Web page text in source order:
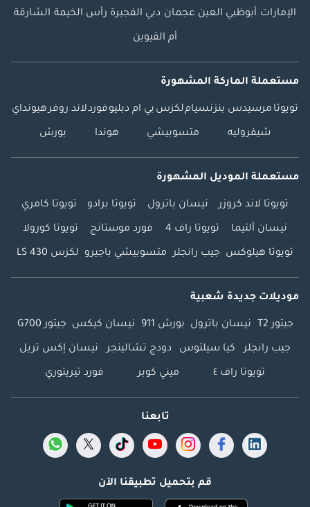
الإمارات أبوظبي العين عجمان دبي الفجيرة رأس الخيمة الشارقة
أم القيوين
مستعملة الماركة المشهورة
تويوتا مرسيدس بنزنسياملكزس بي ام دبليوفوردلاند روفرهيونداي
شيفروليه متسوبيشي هوندا بورش
مستعملة الموديل المشهورة
تويوتا لاند كروزر نيسان باترول تويوتا برادو تويوتا كامري
نيسان ألتيما تويوتا راف 4 فورد موستانج تويوتا كورولا
تويوتا هيلوكس جيب رانجلر متسوبيشي باجيرو لكزس LS 430
موديلات جديدة شعبية
جيتور T2 نيسان باترول بورش 911 نيسان كيكس جيتور G700
جيب رانجلر كيا سيلتوس دودج تشالينجر نيسان إكس تريل
تويوتا راف ٤ ميني كوبر فورد تيريتوري
تابعنا
قم بتحميل تطبيقنا الآن